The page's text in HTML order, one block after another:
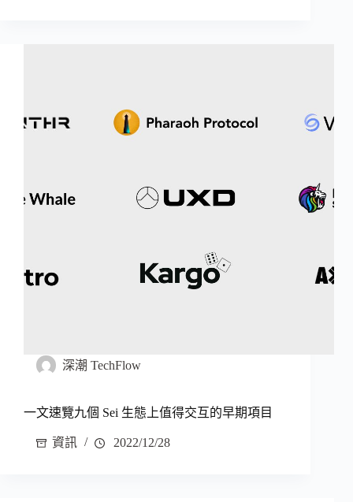
深潮 TechFlow
一文速覽九個 Sei 生態上值得交互的早期項目
資訊 2022/12/28